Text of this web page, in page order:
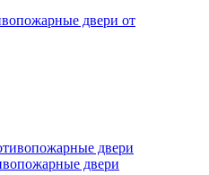
двери от
двери